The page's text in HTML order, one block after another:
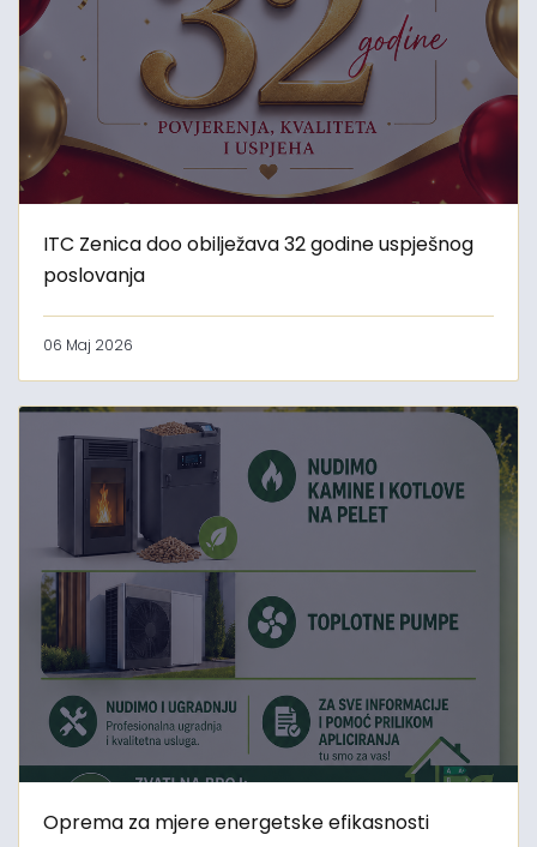
ITC Zenica doo obilježava 32 godine uspješnog
poslovanja
06 Maj 2026
Oprema za mjere energetske efikasnosti